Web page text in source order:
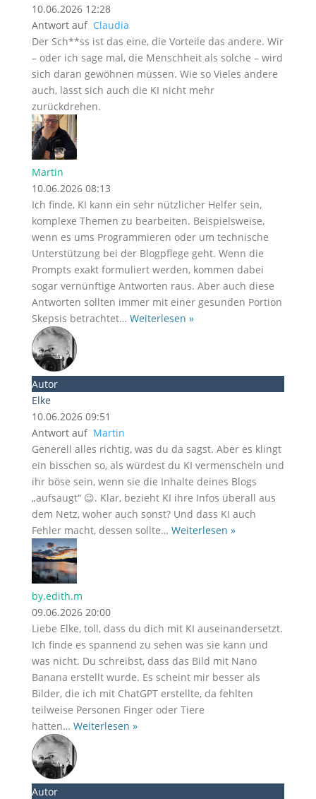
10.06.2026 12:28
Antwort auf Claudia
Der Sch**ss ist das eine, die Vorteile das andere. Wir
– oder ich sage mal, die Menschheit als solche – wird
sich daran gewöhnen müssen. Wie so Vieles andere
auch, lässt sich auch die KI nicht mehr
zurückdrehen.
Martin
10.06.2026 08:13
Ich finde, KI kann ein sehr nützlicher Helfer sein,
komplexe Themen zu bearbeiten. Beispielsweise,
wenn es ums Programmieren oder um technische
Unterstützung bei der Blogpflege geht. Wenn die
Prompts exakt formuliert werden, kommen dabei
sogar vernünftige Antworten raus. Aber auch diese
Antworten sollten immer mit einer gesunden Portion
Skepsis betrachtet… Weiterlesen »
Autor
Elke
10.06.2026 09:51
Antwort auf Martin
Generell alles richtig, was du da sagst. Aber es klingt
ein bisschen so, als würdest du KI vermenscheln und
ihr böse sein, wenn sie die Inhalte deines Blogs
„aufsaugt“ 😉. Klar, bezieht KI ihre Infos überall aus
dem Netz, woher auch sonst? Und dass KI auch
Fehler macht, dessen sollte… Weiterlesen »
by.edith.m
09.06.2026 20:00
Liebe Elke, toll, dass du dich mit KI auseinandersetzt.
Ich finde es spannend zu sehen was sie kann und
was nicht. Du schreibst, dass das Bild mit Nano
Banana erstellt wurde. Es scheint mir besser als
Bilder, die ich mit ChatGPT erstellte, da fehlten
teilweise Personen Finger oder Tiere
hatten… Weiterlesen »
Autor